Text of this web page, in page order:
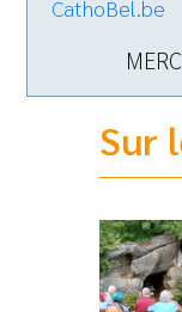
CathoBel.be
Sur